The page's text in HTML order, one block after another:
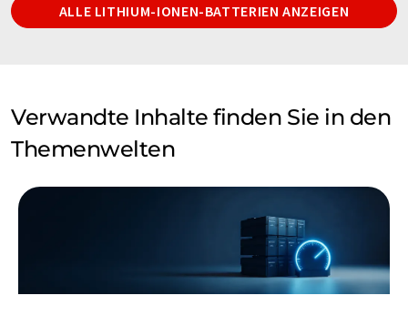
ALLE LITHIUM-IONEN-BATTERIEN ANZEIGEN
Verwandte Inhalte finden Sie in den
Themenwelten